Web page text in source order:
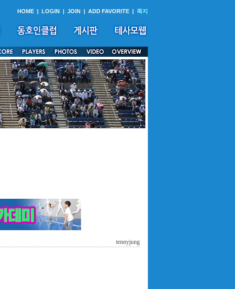
HOME | LOGIN | JOIN | ADD FAVORITE | 쪽지
tennyjung